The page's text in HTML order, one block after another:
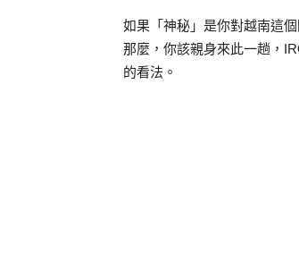
如果「神秘」是你對越南這
那麼，你該親身來此一趟，
的看法。